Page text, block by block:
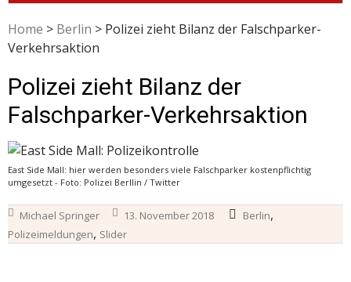
Home > Berlin > Polizei zieht Bilanz der Falschparker-
Verkehrsaktion
Polizei zieht Bilanz der
Falschparker-Verkehrsaktion
East Side Mall: hier werden besonders viele Falschparker kostenpflichtig
umgesetzt - Foto: Polizei Berllin / Twitter
Michael Springer 13. November 2018 Berlin,
Polizeimeldungen, Slider